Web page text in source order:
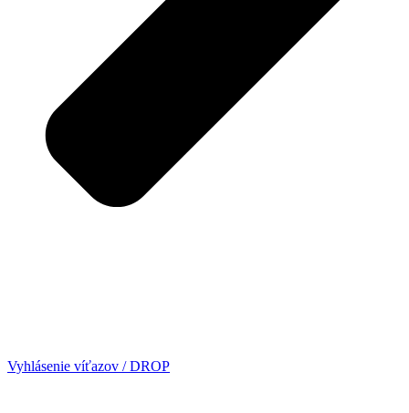
Vyhlásenie víťazov / DROP